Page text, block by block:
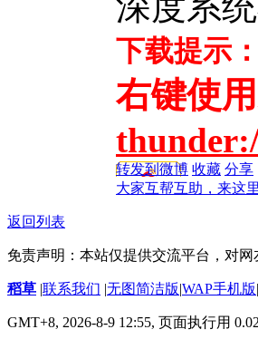
下载提示
右键使
转发到微博 收藏 分享
大家互帮互助，来这
返回列表
免责声明：本站仅提供交流平台，对
稻草 |联系我们 |无图简洁版|WAP手机版|
GMT+8, 2026-8-9 12:55, 页面执行用